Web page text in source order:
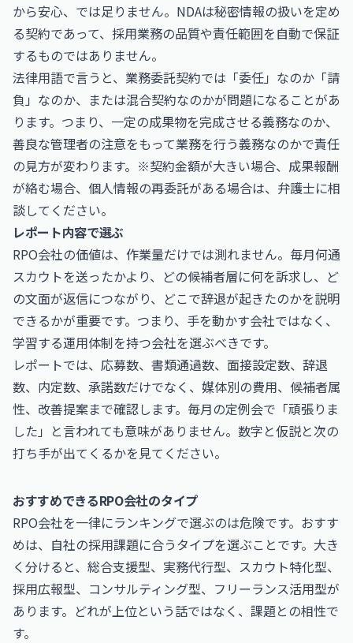
から安心、では足りません。NDAは秘密情報の扱いを定め
る契約であって、採用業務の品質や責任範囲を自動で保証
するものではありません。
法律用語で言うと、業務委託契約では「委任」なのか「請
負」なのか、または混合契約なのかが問題になることがあ
ります。つまり、一定の成果物を完成させる義務なのか、
善良な管理者の注意をもって業務を行う義務なのかで責任
の見方が変わります。※契約金額が大きい場合、成果報酬
が絡む場合、個人情報の再委託がある場合は、弁護士に相
談してください。
レポート内容で選ぶ
RPO会社の価値は、作業量だけでは測れません。毎月何通
スカウトを送ったかより、どの候補者層に何を訴求し、ど
の文面が返信につながり、どこで辞退が起きたのかを説明
できるかが重要です。つまり、手を動かす会社ではなく、
学習する運用体制を持つ会社を選ぶべきです。
レポートでは、応募数、書類通過数、面接設定数、辞退
数、内定数、承諾数だけでなく、媒体別の費用、候補者属
性、改善提案まで確認します。毎月の定例会で「頑張りま
した」と言われても意味がありません。数字と仮説と次の
打ち手が出てくるかを見てください。
おすすめできるRPO会社のタイプ
RPO会社を一律にランキングで選ぶのは危険です。おすす
めは、自社の採用課題に合うタイプを選ぶことです。大き
く分けると、総合支援型、実務代行型、スカウト特化型、
採用広報型、コンサルティング型、フリーランス活用型が
あります。どれが上位という話ではなく、課題との相性で
す。